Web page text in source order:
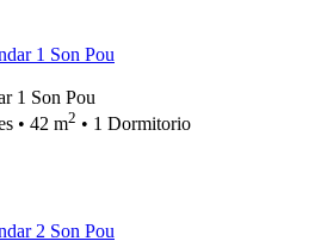
1 Son Pou
• 42 m2 • 1 Dormitorio